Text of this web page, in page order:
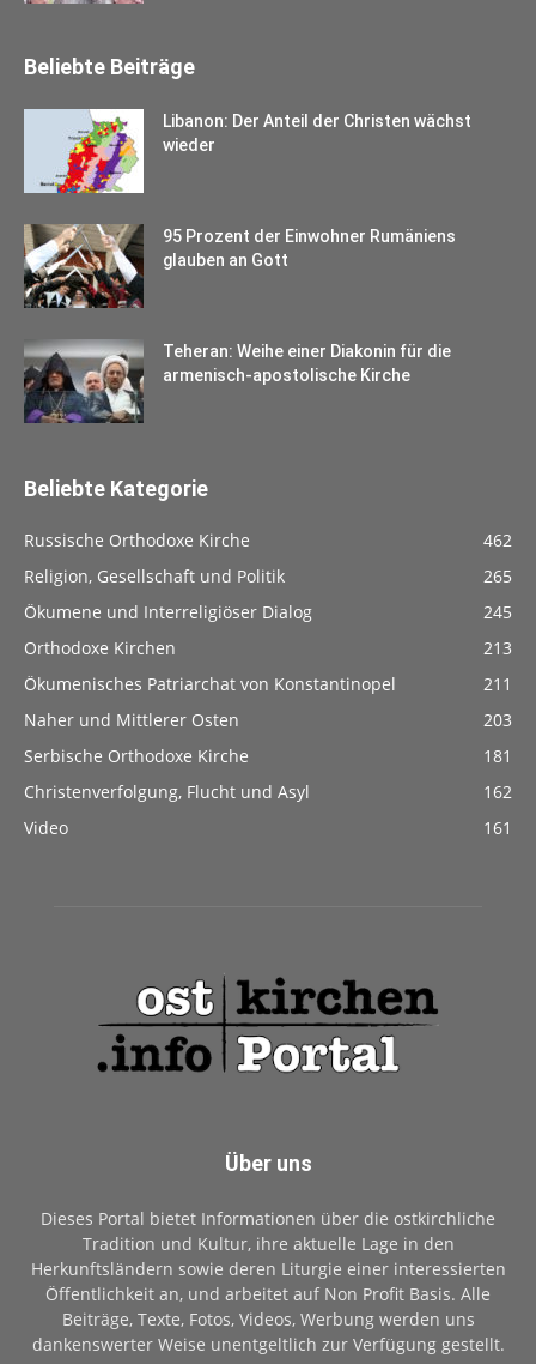
Beliebte Beiträge
Libanon: Der Anteil der Christen wächst
wieder
95 Prozent der Einwohner Rumäniens
glauben an Gott
Teheran: Weihe einer Diakonin für die
armenisch-apostolische Kirche
Beliebte Kategorie
Russische Orthodoxe Kirche
462
Religion, Gesellschaft und Politik
265
Ökumene und Interreligiöser Dialog
245
Orthodoxe Kirchen
213
Ökumenisches Patriarchat von Konstantinopel
211
Naher und Mittlerer Osten
203
Serbische Orthodoxe Kirche
181
Christenverfolgung, Flucht und Asyl
162
Video
161
Über uns
Dieses Portal bietet Informationen über die ostkirchliche
Tradition und Kultur, ihre aktuelle Lage in den
Herkunftsländern sowie deren Liturgie einer interessierten
Öffentlichkeit an, und arbeitet auf Non Profit Basis. Alle
Beiträge, Texte, Fotos, Videos, Werbung werden uns
dankenswerter Weise unentgeltlich zur Verfügung gestellt.